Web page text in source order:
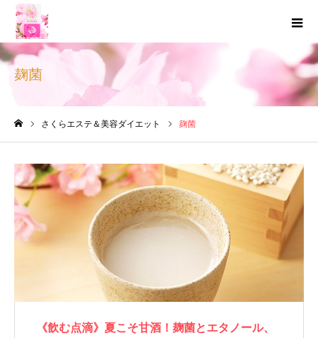
麹菌
さくらエステ＆美容ダイエット 麹菌
《飲む点滴》夏こそ甘酒！麹菌とエタノール、